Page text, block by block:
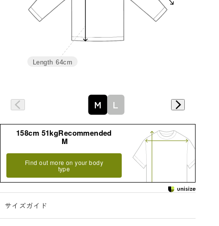
Length 64cm
M L
158cm 51kgRecommended
M
Find out more on your body
type
サイズガイド